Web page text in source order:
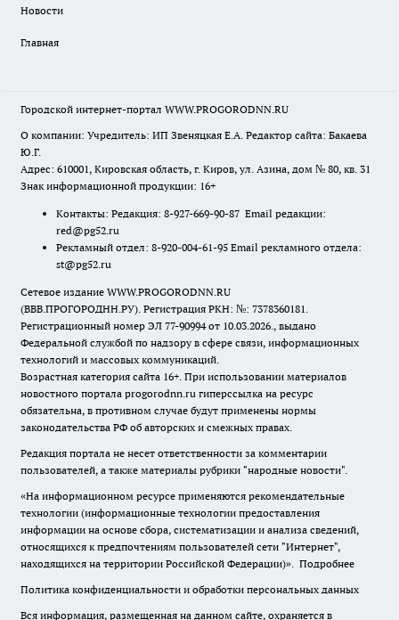
Новости
Главная
Городской интернет-портал WWW.PROGORODNN.RU
О компании: Учредитель: ИП Звеняцкая Е.А. Редактор сайта: Бакаева
Ю.Г.
Адрес: 610001, Кировская область, г. Киров, ул. Азина, дом № 80, кв. 31
Знак информационной продукции: 16+
Контакты: Редакция: 8-927-669-90-87 Email редакции:
red@pg52.ru
Рекламный отдел: 8-920-004-61-95 Email рекламного отдела:
st@pg52.ru
Сетевое издание WWW.PROGORODNN.RU
(ВВВ.ПРОГОРОДНН.РУ). Регистрация РКН: №: 7378360181.
Регистрационный номер ЭЛ 77-90994 от 10.03.2026., выдано
Федеральной службой по надзору в сфере связи, информационных
технологий и массовых коммуникаций.
Возрастная категория сайта 16+. При использовании материалов
новостного портала progorodnn.ru гиперссылка на ресурс
обязательна, в противном случае будут применены нормы
законодательства РФ об авторских и смежных правах.
Редакция портала не несет ответственности за комментарии
пользователей, а также материалы рубрики "народные новости".
«На информационном ресурсе применяются рекомендательные
технологии (информационные технологии предоставления
информации на основе сбора, систематизации и анализа сведений,
относящихся к предпочтениям пользователей сети "Интернет",
находящихся на территории Российской Федерации)». Подробнее
Политика конфиденциальности и обработки персональных данных
Вся информация, размещенная на данном сайте, охраняется в